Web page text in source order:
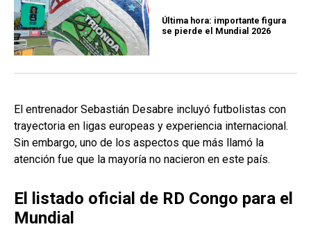
Última hora: importante figura
se pierde el Mundial 2026
El entrenador Sebastián Desabre incluyó futbolistas con
trayectoria en ligas europeas y experiencia internacional.
Sin embargo, uno de los aspectos que más llamó la
atención fue que la mayoría no nacieron en este país.
El listado oficial de RD Congo para el
Mundial